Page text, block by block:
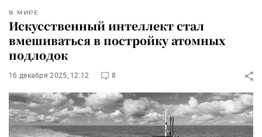
В МИРЕ
Искусственный интеллект стал
вмешиваться в постройку атомных
подлодок
16 декабря 2025, 12:12 8